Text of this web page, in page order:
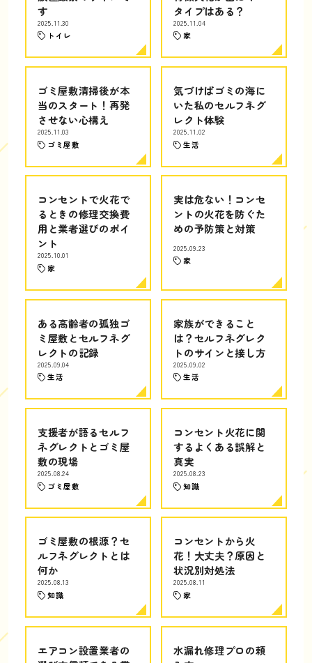
す
2025.11.30
トイレ
タイプはある？
2025.11.04
家
ゴミ屋敷清掃後が本
当のスタート！再発
させない心構え
2025.11.03
ゴミ屋敷
気づけばゴミの海に
いた私のセルフネグ
レクト体験
2025.11.02
生活
コンセントで火花で
るときの修理交換費
用と業者選びのポイ
ント
2025.10.01
家
実は危ない！コンセ
ントの火花を防ぐた
めの予防策と対策
2025.09.23
家
ある高齢者の孤独ゴ
ミ屋敷とセルフネグ
レクトの記録
2025.09.04
生活
家族ができること
は？セルフネグレク
トのサインと接し方
2025.09.02
生活
支援者が語るセルフ
ネグレクトとゴミ屋
敷の現場
2025.08.24
ゴミ屋敷
コンセント火花に関
するよくある誤解と
真実
2025.08.23
知識
ゴミ屋敷の根源？セ
ルフネグレクトとは
何か
2025.08.13
知識
コンセントから火
花！大丈夫？原因と
状況別対処法
2025.08.11
家
エアコン設置業者の
水漏れ修理プロの頼